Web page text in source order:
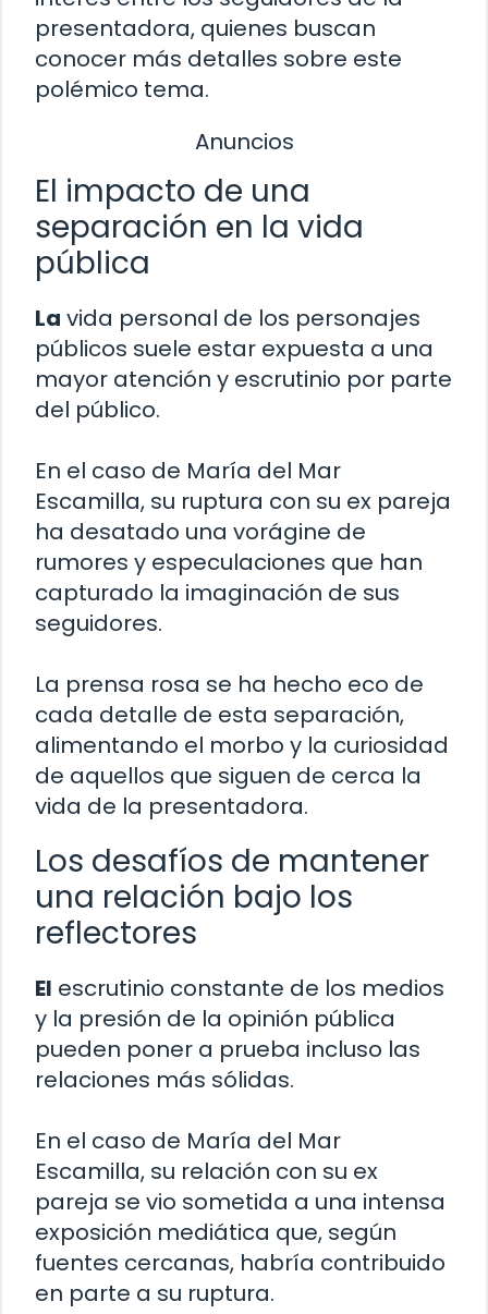
presentadora, quienes buscan
conocer más detalles sobre este
polémico tema.
Anuncios
El impacto de una
separación en la vida
pública
La vida personal de los personajes
públicos suele estar expuesta a una
mayor atención y escrutinio por parte
del público.
En el caso de María del Mar
Escamilla, su ruptura con su ex pareja
ha desatado una vorágine de
rumores y especulaciones que han
capturado la imaginación de sus
seguidores.
La prensa rosa se ha hecho eco de
cada detalle de esta separación,
alimentando el morbo y la curiosidad
de aquellos que siguen de cerca la
vida de la presentadora.
Los desafíos de mantener
una relación bajo los
reflectores
El escrutinio constante de los medios
y la presión de la opinión pública
pueden poner a prueba incluso las
relaciones más sólidas.
En el caso de María del Mar
Escamilla, su relación con su ex
pareja se vio sometida a una intensa
exposición mediática que, según
fuentes cercanas, habría contribuido
en parte a su ruptura.